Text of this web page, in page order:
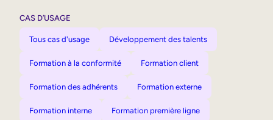
CAS D’USAGE
Tous cas d'usage Développement des talents
Formation à la conformité Formation client
Formation des adhérents Formation externe
Formation interne Formation première ligne